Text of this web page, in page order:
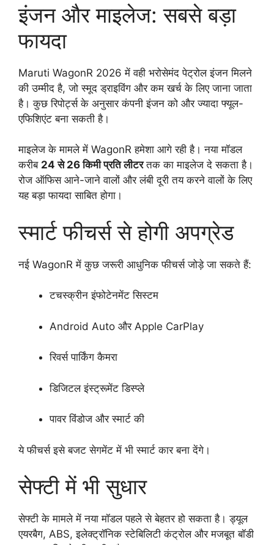
इंजन और माइलेज: सबसे बड़ा
फायदा
Maruti WagonR 2026 में वही भरोसेमंद पेट्रोल इंजन मिलने
की उम्मीद है, जो स्मूद ड्राइविंग और कम खर्च के लिए जाना जाता
है। कुछ रिपोर्ट्स के अनुसार कंपनी इंजन को और ज्यादा फ्यूल-
एफिशिएंट बना सकती है।
माइलेज के मामले में WagonR हमेशा आगे रही है। नया मॉडल
करीब 24 से 26 किमी प्रति लीटरतक का माइलेज दे सकता है।
रोज ऑफिस आने-जाने वालों और लंबी दूरी तय करने वालों के लिए
यह बड़ा फायदा साबित होगा।
स्मार्ट फीचर्स से होगी अपग्रेड
नई WagonR में कुछ जरूरी आधुनिक फीचर्स जोड़े जा सकते हैं:
टचस्क्रीन इंफोटेनमेंट सिस्टम
Android Auto और Apple CarPlay
रिवर्स पार्किंग कैमरा
डिजिटल इंस्ट्रूमेंट डिस्प्ले
पावर विंडोज और स्मार्ट की
ये फीचर्स इसे बजट सेगमेंट में भी स्मार्ट कार बना देंगे।
सेफ्टी में भी सुधार
सेफ्टी के मामले में नया मॉडल पहले से बेहतर हो सकता है। ड्यूल
एयरबैग, ABS, इलेक्ट्रॉनिक स्टेबिलिटी कंट्रोल और मजबूत बॉडी